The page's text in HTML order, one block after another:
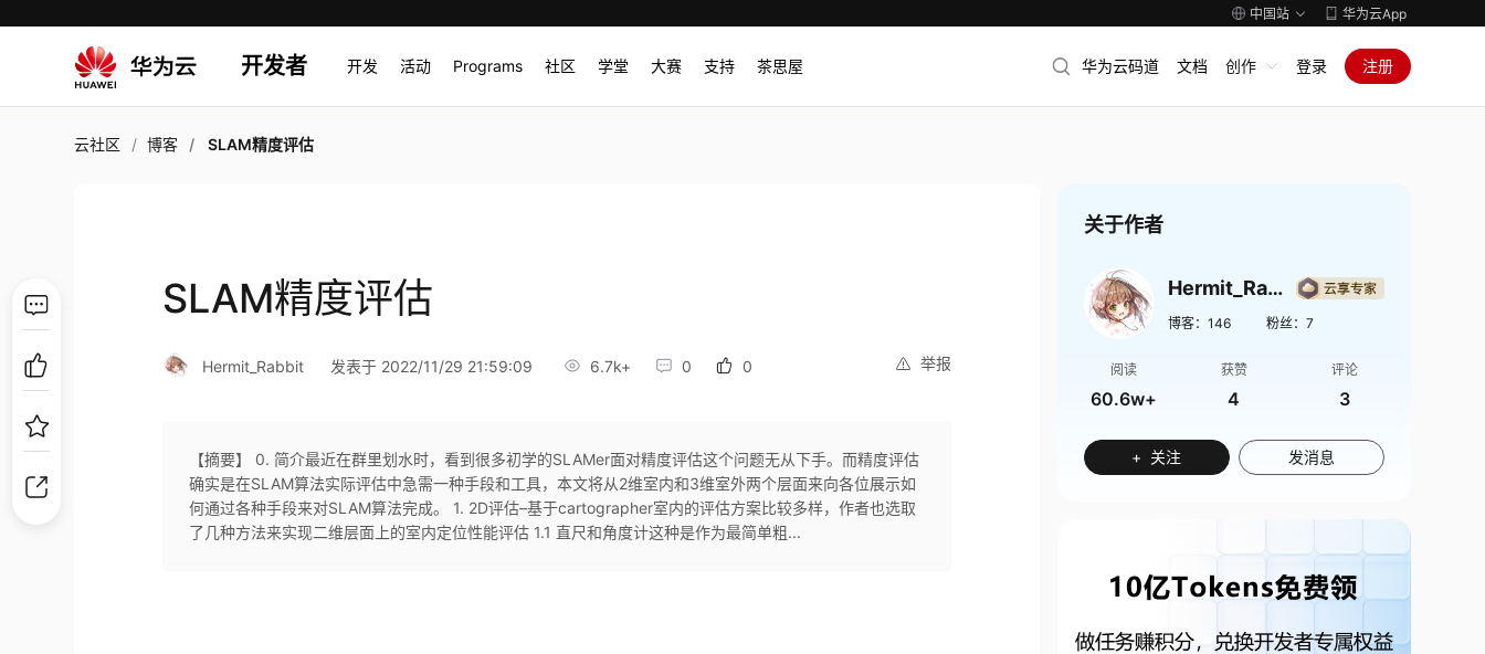
中国站 华为云App
开发者 开发 活动 Programs 社区 学堂 大赛 支持 茶思屋 华为云码道 文档 创作 登录 注册
云社区 博客 SLAM精度评估
SLAM精度评估
举报
Hermit_Rabbit 发表于 2022/11/29 21:59:09 6.7k+ 0 0
【摘要】 0. 简介最近在群里划水时，看到很多初学的SLAMer面对精度评估这个问题无从下手。而精度评估
确实是在SLAM算法实际评估中急需一种手段和工具，本文将从2维室内和3维室外两个层面来向各位展示如
何通过各种手段来对SLAM算法完成。 1. 2D评估–基于cartographer室内的评估方案比较多样，作者也选取
了几种方法来实现二维层面上的室内定位性能评估 1.1 直尺和角度计这种是作为最简单粗...
关于作者
Hermit_Rabbit
博客： 146 粉丝： 7
阅读
60.6w+
获赞
4
评论
3
+ 关注 发消息